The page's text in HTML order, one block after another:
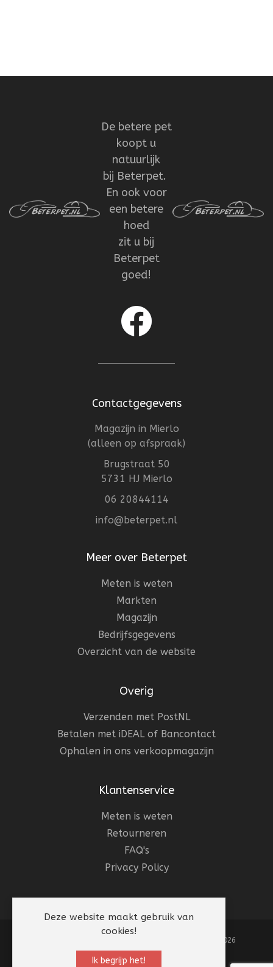
De betere pet
koopt u
natuurlijk
bij Beterpet.
En ook voor
een betere
hoed
zit u bij
Beterpet
goed!
Contactgegevens
Magazijn in Mierlo
(alleen op afspraak)
Brugstraat 50
5731 HJ Mierlo
06 20844114
info@beterpet.nl
Meer over Beterpet
Meten is weten
Markten
Magazijn
Bedrijfsgegevens
Overzicht van de website
Overig
Verzenden met PostNL
Betalen met iDEAL of Bancontact
Ophalen in ons verkoopmagazijn
Klantenservice
Meten is weten
Retourneren
FAQ's
Privacy Policy
| © Beterpet 1983 - 2026
Deze website maakt gebruik van
cookies!
Ik begrijp het!